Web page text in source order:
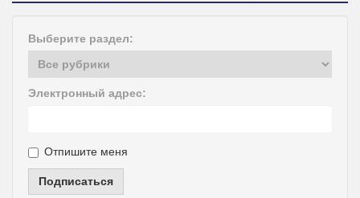
Выберите раздел:
Электронный адрес:
Отпишите меня
Подписаться